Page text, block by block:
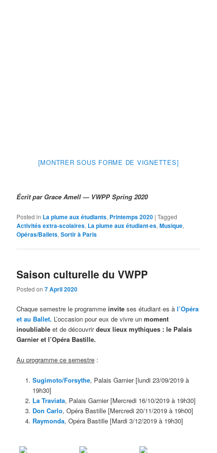
[MONTRER SOUS FORME DE VIGNETTES]
Écrit par Grace Amell — VWPP Spring 2020
Posted in La plume aux étudiants, Printemps 2020 |Tagged
Activités extra-scolaires, La plume aux étudiant·es,Musique,
Opéras/Ballets,Sortir à Paris
Saison culturelle du VWPP
Posted on7 April 2020
Chaque semestre le programmeinvite ses étudiant·es à l’Opéra
et au Ballet. L’occasion pour eux de vivre unmoment
inoubliable et de découvrirdeux lieux mythiques : le Palais
Garnier et l’Opéra Bastille.
Au programme ce semestre :
Sugimoto/Forsythe, Palais Garnier [lundi 23/09/2019 à
19h30]
La Traviata, Palais Garnier [Mercredi 16/10/2019 à 19h30]
Don Carlo, Opéra Bastille [Mercredi 20/11/2019 à 19h00]
Raymonda, Opéra Bastille [Mardi 3/12/2019 à 19h30]